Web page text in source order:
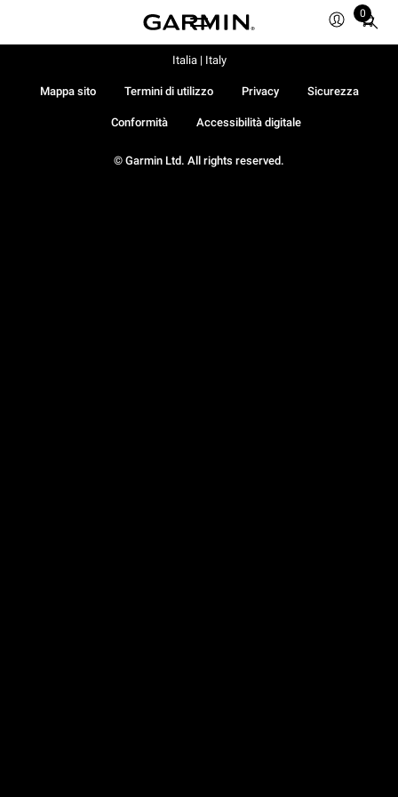
0
Total
© Garmin Ltd. All rights reserved.
Mappa sito Termini di utilizzo Privacy Sicurezza
Conformità Accessibilità digitale
Italia | Italy